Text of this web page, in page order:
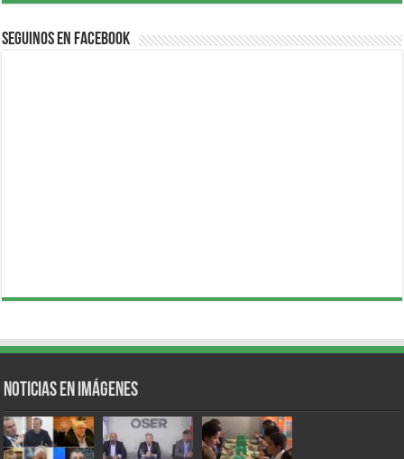
Seguinos en Facebook
Noticias en Imágenes